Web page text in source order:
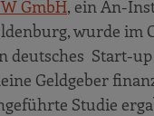
GmbH, ein An-
wurde im
deutsches Start-
Geldgeber
Studie